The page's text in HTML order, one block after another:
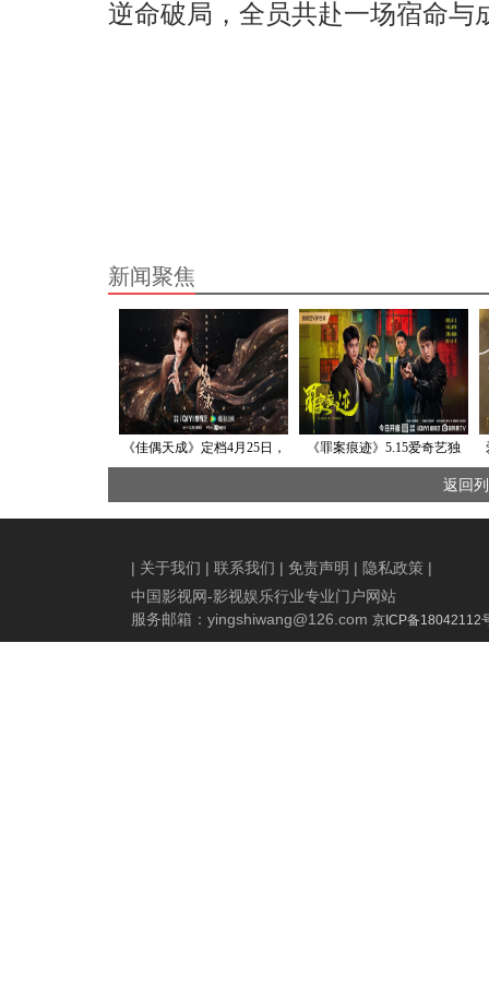
逆命破局，全员共赴一场宿命与
新闻聚焦
《佳偶天成》定档4月25日，
问人之本质
《罪案痕迹》5.15爱奇艺独
播：天才痕检员VS神秘痕迹
消除师
返回
| 关于我们 | 联系我们 | 免责声明 | 隐私政策 |
中国影视网-影视娱乐行业专业门户网站
服务邮箱： yingshiwang@126.com 京ICP备18042112